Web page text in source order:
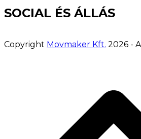
SOCIAL ÉS ÁLLÁS
Copyright Movmaker Kft. 2026 -